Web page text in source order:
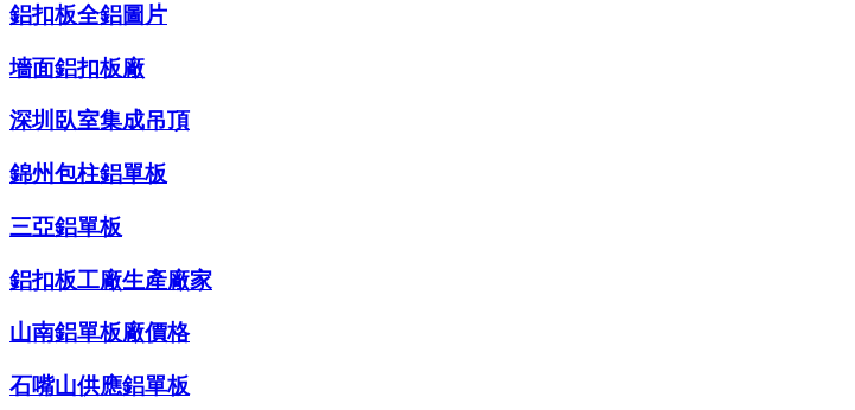
鋁扣板全鋁圖片
墻面鋁扣板廠
深圳臥室集成吊頂
錦州包柱鋁單板
三亞鋁單板
鋁扣板工廠生產廠家
山南鋁單板廠價格
石嘴山供應鋁單板